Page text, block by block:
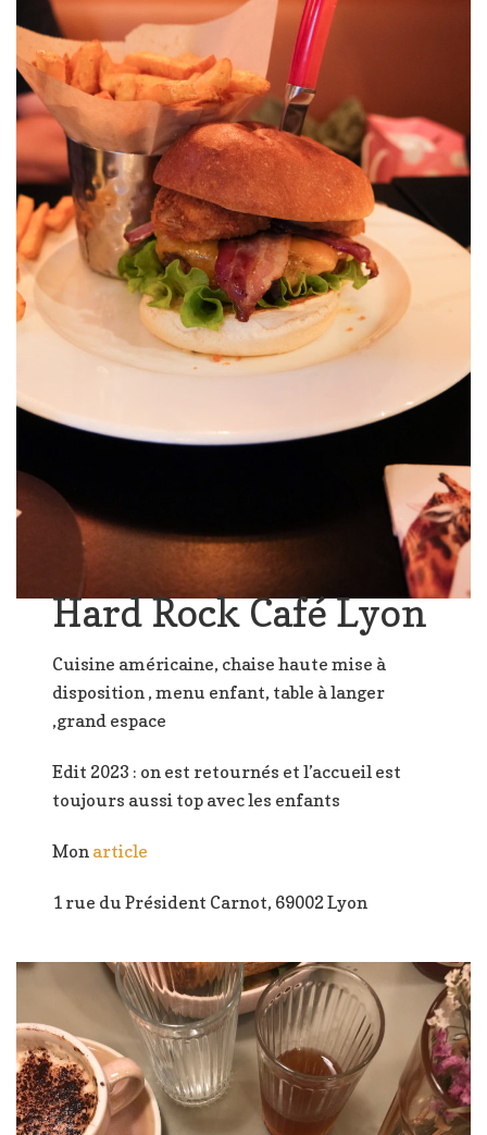
Hard Rock Café Lyon
Cuisine américaine, chaise haute mise à
disposition , menu enfant, table à langer
,grand espace
Edit 2023 : on est retournés et l’accueil est
toujours aussi top avec les enfants
Mon article
1 rue du Président Carnot, 69002 Lyon